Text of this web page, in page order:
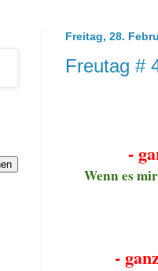
Freitag, 28.
Freutag #
-
Wenn es
-